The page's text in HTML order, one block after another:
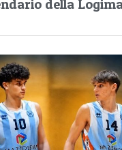
della